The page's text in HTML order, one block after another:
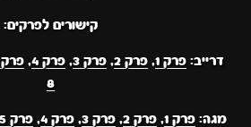
קישורים לפרקים:
דרייב: פרק 1 , פרק 2 , פרק 3 , פרק 4 , פרק 5
8
מגה: פרק 1 , פרק 2 , פרק 3 , פרק 4 , פרק 5